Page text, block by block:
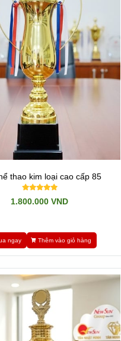
thao kim loại cao cấp 85
1.800.000 VND
ngay Thêm vào giỏ hàng